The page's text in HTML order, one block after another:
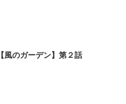
【風のガーデン】第２話